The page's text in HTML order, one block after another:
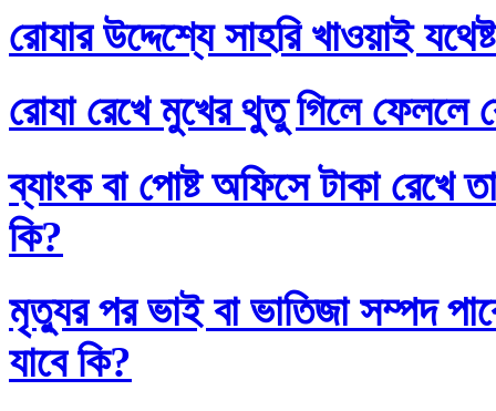
রোযার উদ্দেশ্যে সাহরি খাওয়াই
রোযা রেখে মুখের থুতু গিলে ফেললে
ব্যাংক বা পোষ্ট অফিসে টাকা রেখে
কি?
মৃত্যুর পর ভাই বা ভাতিজা সম্পদ
যাবে কি?